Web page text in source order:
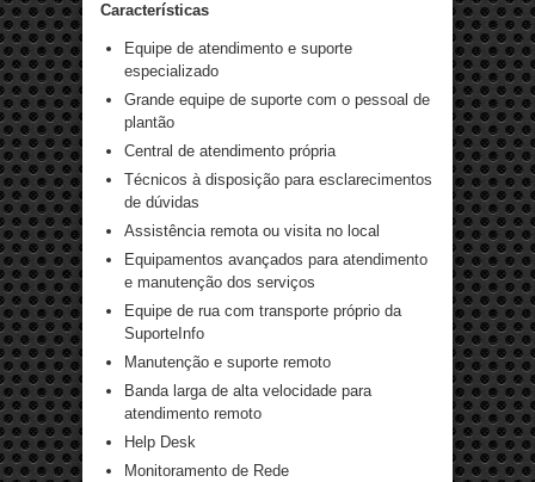
Características
Equipe de atendimento e suporte
especializado
Grande equipe de suporte com o pessoal de
plantão
Central de atendimento própria
Técnicos à disposição para esclarecimentos
de dúvidas
Assistência remota ou visita no local
Equipamentos avançados para atendimento
e manutenção dos serviços
Equipe de rua com transporte próprio da
SuporteInfo
Manutenção e suporte remoto
Banda larga de alta velocidade para
atendimento remoto
Help Desk
Monitoramento de Rede